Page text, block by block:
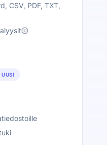
CSV, PDF, TXT,
UUSI